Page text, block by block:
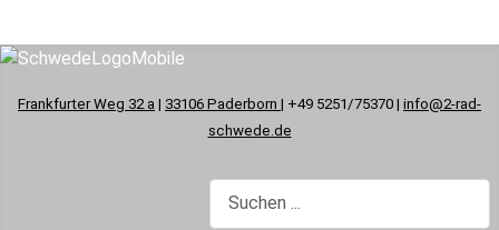
Frankfurter Weg 32 a | 33106 Paderborn | +49 5251/75370 | info@2-rad-
schwede.de